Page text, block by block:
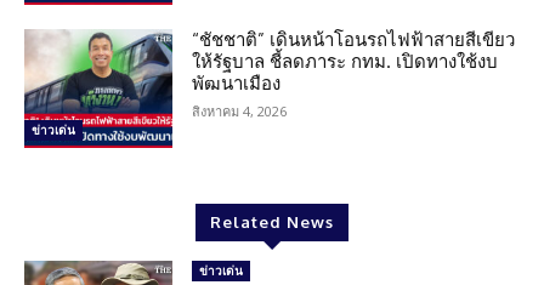
ข่าวเด่น
“ชัชชาติ” เดินหน้าโอนรถไฟฟ้าสายสีเขียว
ให้รัฐบาล ชี้ลดภาระ กทม. เปิดทางใช้งบ
พัฒนาเมือง
สิงหาคม 4, 2026
Related News
ข่าวเด่น